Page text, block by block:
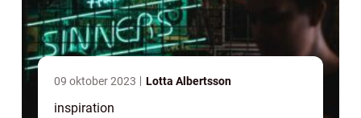
09 oktober 2023 Lotta Albertsson
inspiration